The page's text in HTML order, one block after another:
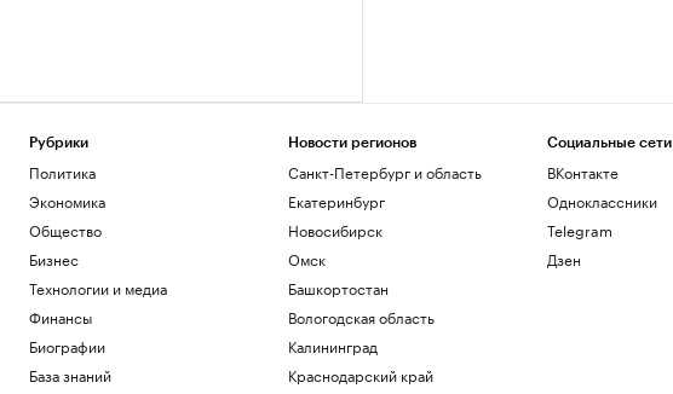
Рубрики
Политика
Экономика
Общество
Бизнес
Технологии и медиа
Финансы
Биографии
База знаний
Новости регионов
Санкт-Петербург и область
Екатеринбург
Новосибирск
Омск
Башкортостан
Вологодская область
Калининград
Краснодарский край
Социальные сети
ВКонтакте
Одноклассники
Telegram
Дзен